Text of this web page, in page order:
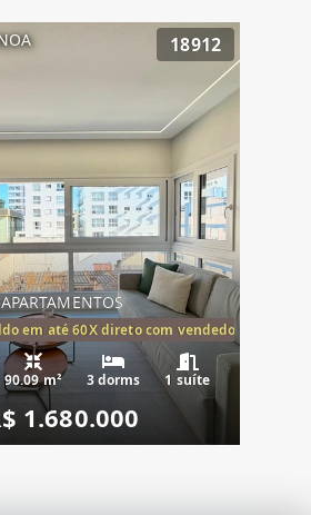
18912
APARTAMENTOS
em até 60X direto com vendedor
90.09 m² 3 dorms 1 suíte
1.680.000